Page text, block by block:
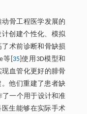
骨工程医学发展的
创建个性化、模拟
术前诊断和骨缺损
等[ 35]使用3D模型和
血管化更好的腓骨
他们重建了患者缺
了一个用于设计和准
生能够在实际手术